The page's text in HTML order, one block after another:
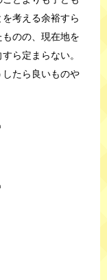
考える余裕すら
のの、現在地を
ら定まらない。
たら良いものや